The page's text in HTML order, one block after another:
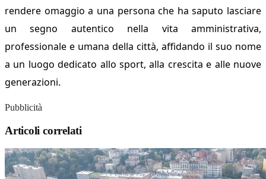
rendere omaggio a una persona che ha saputo lasciare
un segno autentico nella vita amministrativa,
professionale e umana della città, affidando il suo nome
a un luogo dedicato allo sport, alla crescita e alle nuove
generazioni.
Pubblicità
Articoli correlati